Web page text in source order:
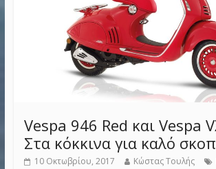
Vespa 946 Red και Vespa
Στα κόκκινα για καλό
10 Οκτωβρίου, 2017 Κώστας Τουλής